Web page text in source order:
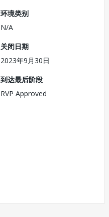
环境类别
N/A
关闭日期
2023年9月30日
到达最后阶段
RVP Approved